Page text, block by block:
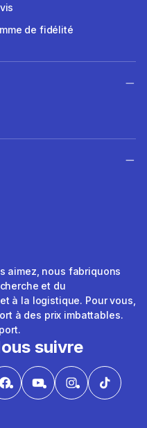
de fidélité
aimez, nous fabriquons
et du
à la logistique. Pour vous,
à des prix imbattables.
suivre